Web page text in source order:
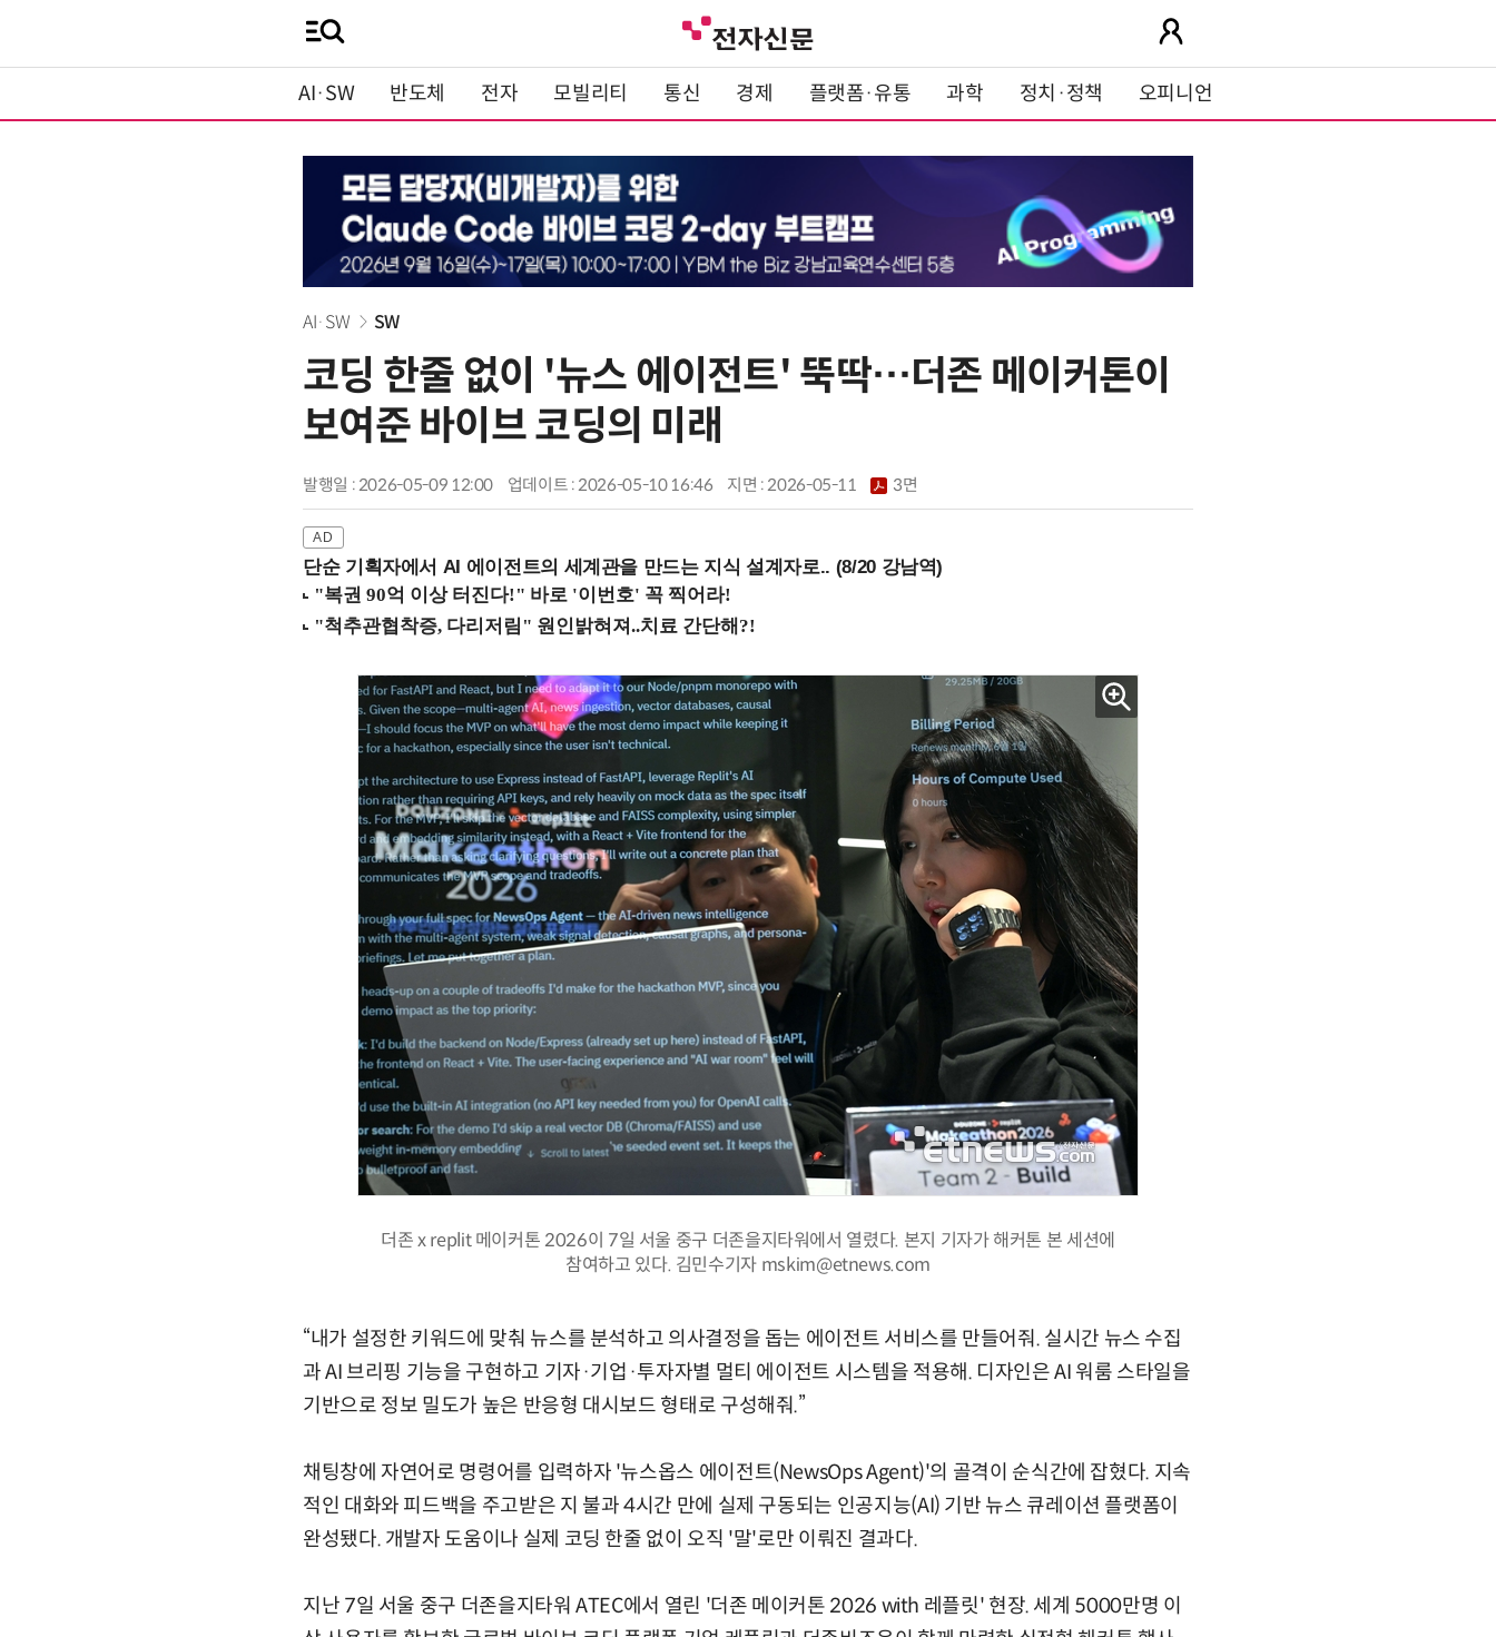
AI·SW 반도체 전자 모빌리티 통신 경제 플랫폼·유통 과학 정치·정책 오피니언
AI·SW SW
코딩 한줄 없이 '뉴스 에이전트' 뚝딱…더존 메이커톤이
보여준 바이브 코딩의 미래
발행일 : 2026-05-09 12:00 업데이트 : 2026-05-10 16:46 지면 :2026-05-11 3면
단순 기획자에서 AI 에이전트의 세계관을 만드는 지식 설계자로.. (8/20 강남역)
더존 x replit 메이커톤 2026이 7일 서울 중구 더존을지타워에서 열렸다. 본지 기자가 해커톤 본 세션에
참여하고 있다. 김민수기자 mskim@etnews.com
“내가 설정한 키워드에 맞춰 뉴스를 분석하고 의사결정을 돕는 에이전트 서비스를 만들어줘. 실시간 뉴스 수집
과 AI 브리핑 기능을 구현하고 기자·기업·투자자별 멀티 에이전트 시스템을 적용해. 디자인은 AI 워룸 스타일을
기반으로 정보 밀도가 높은 반응형 대시보드 형태로 구성해줘.”
채팅창에 자연어로 명령어를 입력하자 '뉴스옵스 에이전트(NewsOps Agent)'의 골격이 순식간에 잡혔다. 지속
적인 대화와 피드백을 주고받은 지 불과 4시간 만에 실제 구동되는 인공지능(AI) 기반 뉴스 큐레이션 플랫폼이
완성됐다. 개발자 도움이나 실제 코딩 한줄 없이 오직 '말'로만 이뤄진 결과다.
지난 7일 서울 중구 더존을지타워 ATEC에서 열린 '더존 메이커톤 2026 with 레플릿' 현장. 세계 5000만명 이